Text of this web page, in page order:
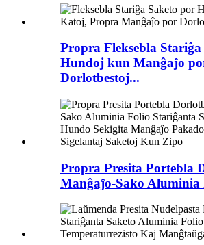
Propra Fleksebla
Hundoj kun Manĝaĵo
Dorlotbestoj...
Propra Presita Portebla
Manĝaĵo-Sako Aluminia